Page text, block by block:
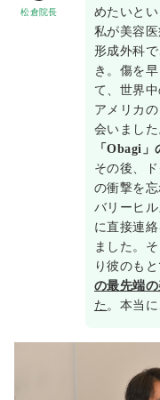
松倉院長
めたいとい
私が美容
形成外科
き。傷を
て、世界
アメリカ
会いまし
「Obagi
その後、
の衝撃を
バリーヒ
に直接連
ました。
り彼のも
の最先端
た 。本当